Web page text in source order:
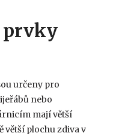
prvky
určeny pro
nebo
mají větší
plochu zdiva v